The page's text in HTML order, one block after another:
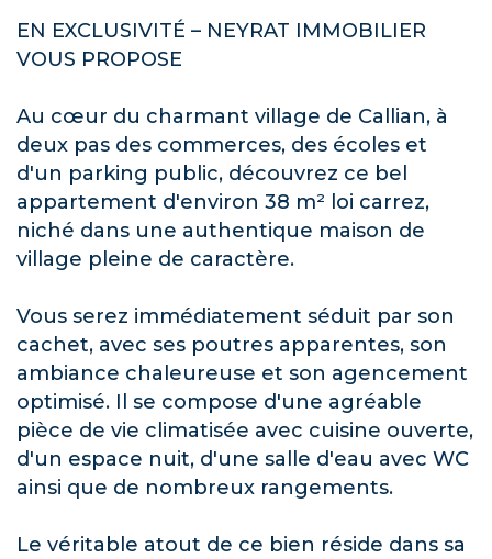
EN EXCLUSIVITÉ – NEYRAT IMMOBILIER
VOUS PROPOSE
Au cœur du charmant village de Callian, à
deux pas des commerces, des écoles et
d'un parking public, découvrez ce bel
appartement d'environ 38 m² loi carrez,
niché dans une authentique maison de
village pleine de caractère.
Vous serez immédiatement séduit par son
cachet, avec ses poutres apparentes, son
ambiance chaleureuse et son agencement
optimisé. Il se compose d'une agréable
pièce de vie climatisée avec cuisine ouverte,
d'un espace nuit, d'une salle d'eau avec WC
ainsi que de nombreux rangements.
Le véritable atout de ce bien réside dans sa